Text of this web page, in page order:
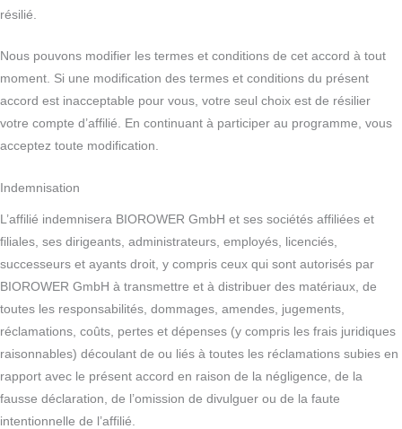
résilié.
Nous pouvons modifier les termes et conditions de cet accord à tout
moment. Si une modification des termes et conditions du présent
accord est inacceptable pour vous, votre seul choix est de résilier
votre compte d’affilié. En continuant à participer au programme, vous
acceptez toute modification.
Indemnisation
L’affilié indemnisera BIOROWER GmbH et ses sociétés affiliées et
filiales, ses dirigeants, administrateurs, employés, licenciés,
successeurs et ayants droit, y compris ceux qui sont autorisés par
BIOROWER GmbH à transmettre et à distribuer des matériaux, de
toutes les responsabilités, dommages, amendes, jugements,
réclamations, coûts, pertes et dépenses (y compris les frais juridiques
raisonnables) découlant de ou liés à toutes les réclamations subies en
rapport avec le présent accord en raison de la négligence, de la
fausse déclaration, de l’omission de divulguer ou de la faute
intentionnelle de l’affilié.